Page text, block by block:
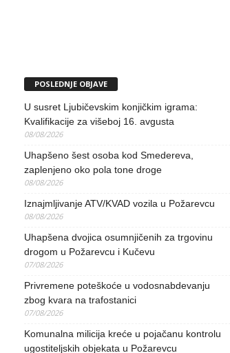
POSLEDNJE OBJAVE
U susret Ljubičevskim konjičkim igrama:
Kvalifikacije za višeboj 16. avgusta
08/08/2026
Uhapšeno šest osoba kod Smedereva,
zaplenjeno oko pola tone droge
08/08/2026
Iznajmljivanje ATV/KVAD vozila u Požarevcu
08/08/2026
Uhapšena dvojica osumnjičenih za trgovinu
drogom u Požarevcu i Kučevu
07/08/2026
Privremene poteškoće u vodosnabdevanju
zbog kvara na trafostanici
07/08/2026
Komunalna milicija kreće u pojačanu kontrolu
ugostiteljskih objekata u Požarevcu